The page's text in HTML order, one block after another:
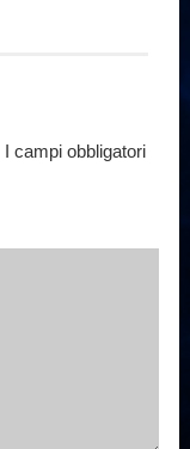
I campi obbligatori